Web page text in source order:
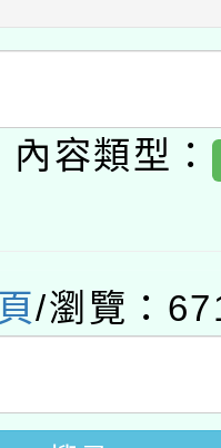
講師名單
教學軟體
會函釋公
水利署委託
及節水達
福系列
地景藝術
容類型：
/瀏覽：